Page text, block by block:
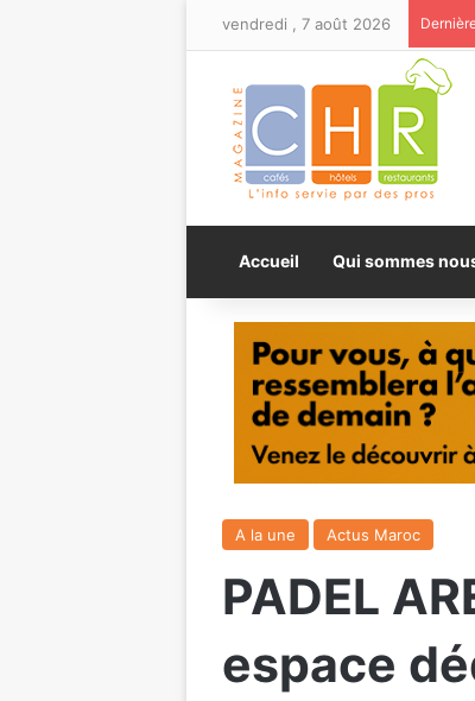
vendredi , 7 août 2026
Accueil Qui sommes
A la une Actus Maroc
PADEL
espace